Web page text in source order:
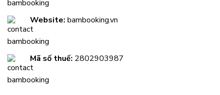
Website: bambooking.vn
Mã số thuế: 2802903987